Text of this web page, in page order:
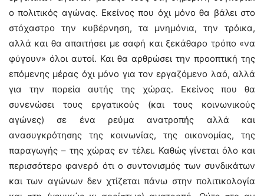
ο πολιτικός αγώνας. Εκείνος που όχι μόνο θα βάλει στο
στόχαστρο την κυβέρνηση, τα μνημόνια, την τρόικα,
αλλά και θα απαιτήσει με σαφή και ξεκάθαρο τρόπο «να
φύγουν» όλοι αυτοί. Και θα αρθρώσει την προοπτική της
επόμενης μέρας όχι μόνο για τον εργαζόμενο λαό, αλλά
για την πορεία αυτής της χώρας. Εκείνος που θα
συνενώσει τους εργατικούς (και τους κοινωνικούς
αγώνες) σε ένα ρεύμα ανατροπής αλλά και
ανασυγκρότησης της κοινωνίας, της οικονομίας, της
παραγωγής – της χώρας εν τέλει. Καθώς γίνεται όλο και
περισσότερο φανερό ότι ο συντονισμός των συνδικάτων
και των αγώνων δεν χτίζεται πάνω στην πολιτικολογία